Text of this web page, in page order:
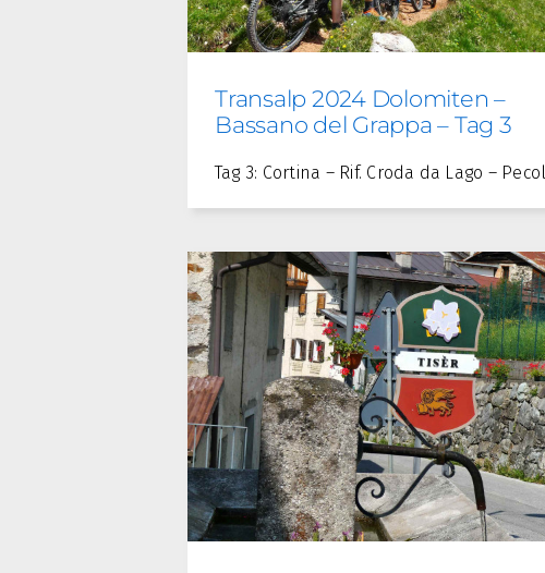
Transalp 2024 Dolomiten –
Bassano del Grappa – Tag 3
Tag 3: Cortina – Rif. Croda da Lago – Pecol